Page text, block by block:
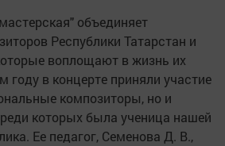
объединяет
Республики Татарстан и
воплощают в жизнь их
году в концерте приняли участие
композиторы, но и
которых была ученица нашей
Ее педагог, Семенова Д. В.,